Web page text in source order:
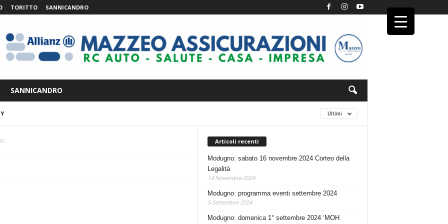
TORITTO SANNICANDRO
SANNICANDRO
Ultimi
Articoli recenti
Modugno: sabato 16 novembre 2024 Corteo della
Legalità
14 Novembre 2024
Modugno: programma eventi settembre 2024
5 Settembre 2024
Modugno: domenica 1° settembre 2024 ‘MOH